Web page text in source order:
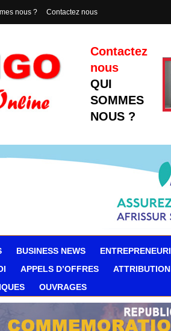
nous ? Contactez nous
Contactez
nous
QUI
SOMMES
NOUS ?
BUSINESS NEWS
APPELS D’OFFRES
OUVRAGES